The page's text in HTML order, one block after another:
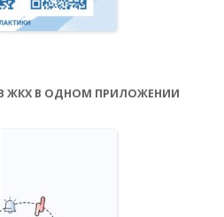
ЖКХ В ОДНОМ ПРИЛОЖЕНИИ